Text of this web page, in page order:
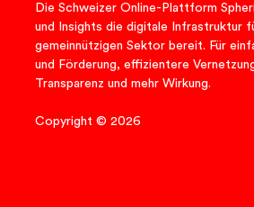
Die Schweizer Online-Plattform
und Insights die digitale Infrastruktur
gemeinnützigen Sektor bereit. Für
und Förderung, effizientere
Transparenz und mehr Wirkung.
Copyright © 2026